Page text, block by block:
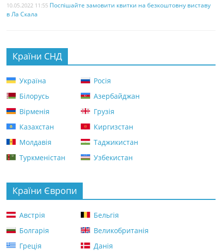
10.05.2022 11:55 Поспішайте замовити квитки на безкоштовну виставу
в Ла Скала
Країни СНД
Україна
Росія
Білорусь
Азербайджан
Вірменія
Грузія
Казахстан
Киргизстан
Молдавія
Таджикистан
Туркменістан
Узбекистан
Країни Європи
Австрія
Бельгія
Болгарія
Великобританія
Греція
Данія